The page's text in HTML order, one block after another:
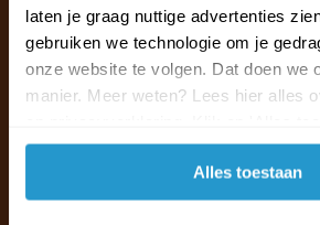
laten je graag nuttige advertenties
gebruiken we technologie om je
onze website te volgen. Dat doen we
manier. Meer weten? Lees hier alles
accepteren.
Alles toestaan
Ma t/m vr van 09:30 -
+31 (0)13 785 62 41